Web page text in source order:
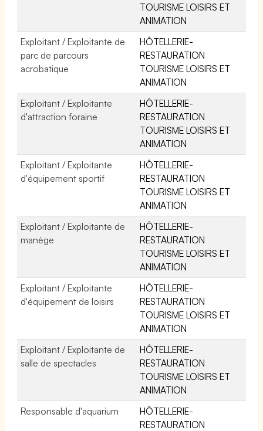
TOURISME LOISIRS ET
ANIMATION
Exploitant / Exploitante de
parc de parcours
acrobatique
HÔTELLERIE-
RESTAURATION
TOURISME LOISIRS ET
ANIMATION
Exploitant / Exploitante
d'attraction foraine
HÔTELLERIE-
RESTAURATION
TOURISME LOISIRS ET
ANIMATION
Exploitant / Exploitante
d'équipement sportif
HÔTELLERIE-
RESTAURATION
TOURISME LOISIRS ET
ANIMATION
Exploitant / Exploitante de
manège
HÔTELLERIE-
RESTAURATION
TOURISME LOISIRS ET
ANIMATION
Exploitant / Exploitante
d'équipement de loisirs
HÔTELLERIE-
RESTAURATION
TOURISME LOISIRS ET
ANIMATION
Exploitant / Exploitante de
salle de spectacles
HÔTELLERIE-
RESTAURATION
TOURISME LOISIRS ET
ANIMATION
Responsable d'aquarium
HÔTELLERIE-
RESTAURATION